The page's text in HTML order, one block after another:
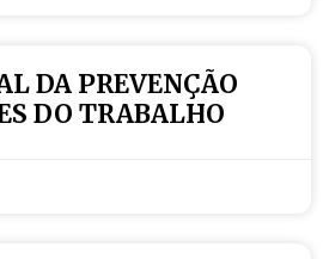
DA PREVENÇÃO
DO TRABALHO